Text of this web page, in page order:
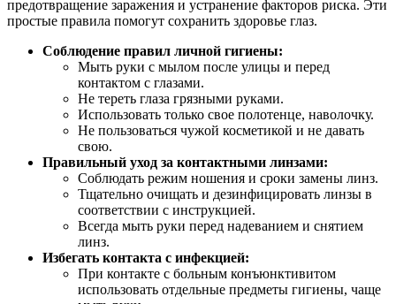
предотвращение заражения и устранение факторов риска. Эти
простые правила помогут сохранить здоровье глаз.
Соблюдение правил личной гигиены:
Мыть руки с мылом после улицы и перед
контактом с глазами.
Не тереть глаза грязными руками.
Использовать только свое полотенце, наволочку.
Не пользоваться чужой косметикой и не давать
свою.
Правильный уход за контактными линзами:
Соблюдать режим ношения и сроки замены линз.
Тщательно очищать и дезинфицировать линзы в
соответствии с инструкцией.
Всегда мыть руки перед надеванием и снятием
линз.
Избегать контакта с инфекцией:
При контакте с больным конъюнктивитом
использовать отдельные предметы гигиены, чаще